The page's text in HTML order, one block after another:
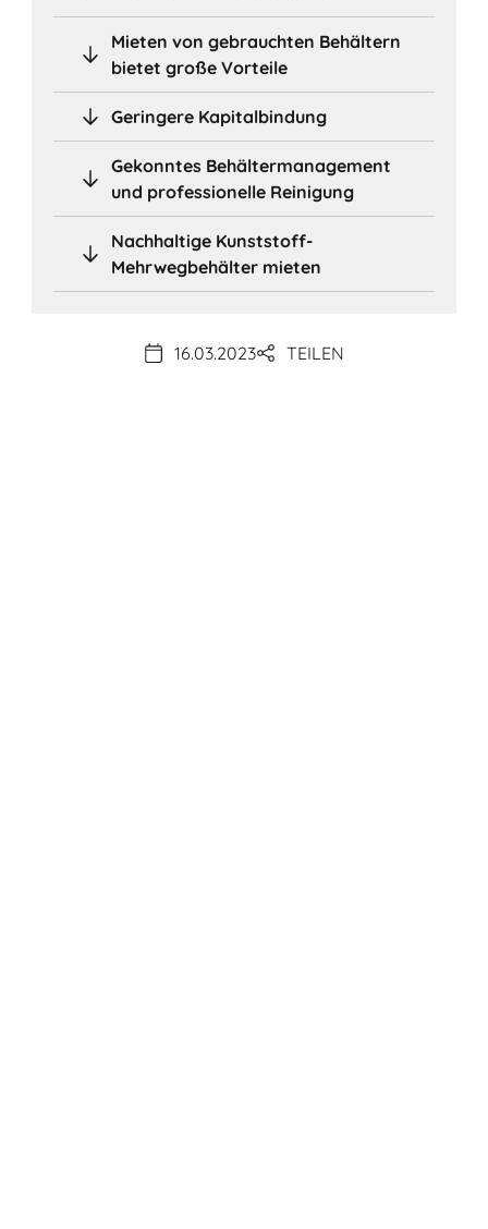
Mieten von gebrauchten Behältern
bietet große Vorteile
Geringere Kapitalbindung
Gekonntes Behältermanagement
und professionelle Reinigung
Nachhaltige Kunststoff-
Mehrwegbehälter mieten
16.03.2023 TEILEN